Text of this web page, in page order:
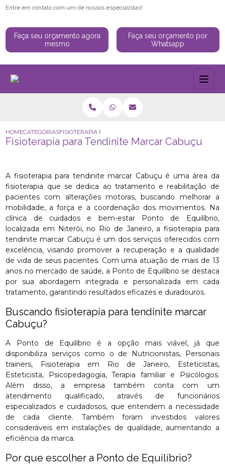
Entre em contato com um de nossos especialistas!
Faça seu orçamento agora
mesmo
Faça seu orçamento por
Whatsapp
HOMECATEGORIASFISIOTERAPIA PARA TENDINITE MARCAR CABUÇU
Fisioterapia para Tendinite Marcar Cabuçu
A fisioterapia para tendinite marcar Cabuçu é uma área da
fisioterapia que se dedica ao tratamento e reabilitação de
pacientes com alterações motoras, buscando melhorar a
mobilidade, a força e a coordenação dos movimentos. Na
clínica de cuidados e bem-estar Ponto de Equilíbrio,
localizada em Niterói, no Rio de Janeiro, a fisioterapia para
tendinite marcar Cabuçu é um dos serviços oferecidos com
excelência, visando promover a recuperação e a qualidade
de vida de seus pacientes. Com uma atuação de mais de 13
anos no mercado de saúde, a Ponto de Equilíbrio se destaca
por sua abordagem integrada e personalizada em cada
tratamento, garantindo resultados eficazes e duradouros.
Buscando fisioterapia para tendinite marcar
Cabuçu?
A Ponto de Equilíbrio é a opção mais viável, já que
disponibiliza serviços como o de Nutricionistas, Personais
trainers, Fisioterapia em Rio de Janeiro, Esteticistas,
Esteticista, Psicopedagogia, Terapia familiar e Psicólogos.
Além disso, a empresa também conta com um
atendimento qualificado, através de funcionários
especializados e cuidadosos, que entendem a necessidade
de cada cliente. Também foram investidos valores
consideráveis em instalações de qualidade, aumentando a
eficiência da marca.
Por que escolher a Ponto de Equilíbrio?